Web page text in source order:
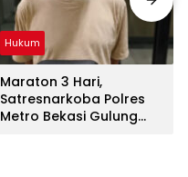
Hukum
Maraton 3 Hari,
Satresnarkoba Polres
Metro Bekasi Gulung